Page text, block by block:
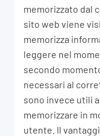
memorizzato dal
sito web viene
memorizza
leggere nel
secondo
necessari al
sono invece utili
memorizzare in
utente. Il